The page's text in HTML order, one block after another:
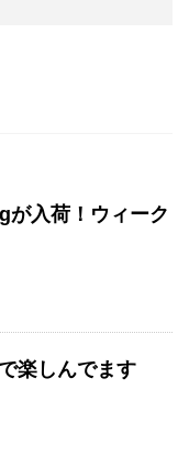
が入荷！ウィーク
楽しんでます